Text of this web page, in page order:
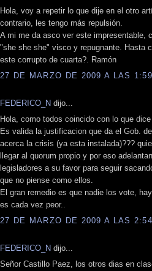
Hola, voy a repetir lo que dije en el otro
contrario, les tengo más repulsión.
A mi me da asco ver este impresentable,
"she she she" visco y repugnante. Hasta
este corrupto de cuarta?. Ramón
27 DE MARZO DE 2009 A LAS 1:59
FEDERICO_N dijo...
Hola, como todos coincido con lo que
Es valida la justificacion que da el Gob.
acerca la crisis (ya esta instalada)???
llegar al quorum propio y por eso
legisladores a su favor para seguir
que no piense como ellos.
El gran remedio es que nadie los vote,
es cada vez peor..
27 DE MARZO DE 2009 A LAS 2:54
FEDERICO_N dijo...
Señor Castillo Paez, los otros dias en